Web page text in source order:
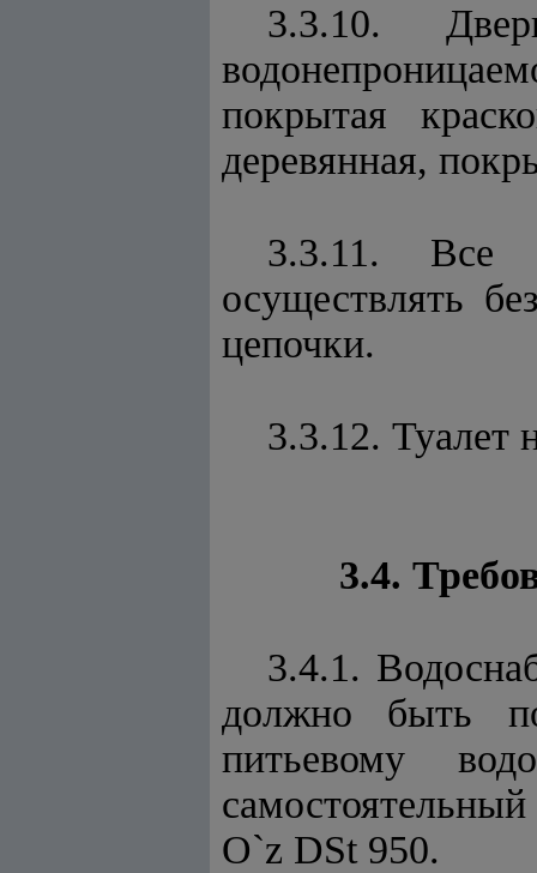
3.3.10.
покрытая
деревянная,
3.3.11. Все
осуществлять
цепочки.
3.3.12. Туалет
3.4.
3.4.1.
должно быть
питьевому
O`z DSt 950.